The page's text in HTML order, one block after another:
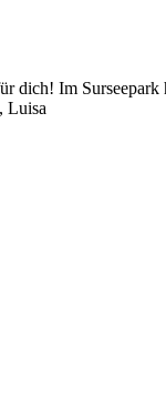
dich! Im
Luisa